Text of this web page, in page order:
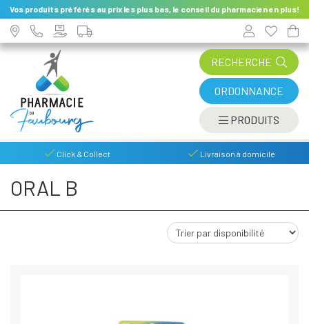
Vos produits préférés au prix les plus bas, le conseil du pharmacien en plus!
RECHERCHE
ORDONNANCE
PRODUITS
Click & Collect Livraison à domicile
ORAL B